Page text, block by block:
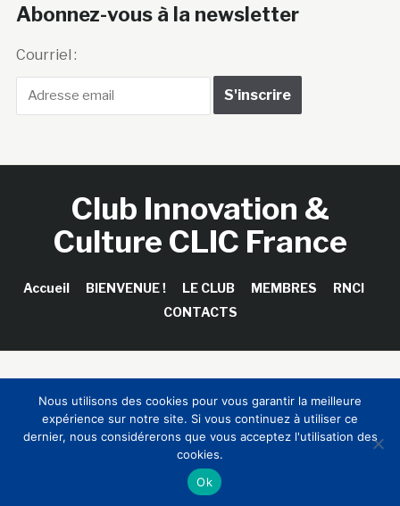
Abonnez-vous à la newsletter
Courriel :
Club Innovation &
Culture CLIC France
Accueil BIENVENUE ! LE CLUB MEMBRES
RNCI
CONTACTS
Sinapses Conseils
Nous utilisons des cookies pour vous garantir la meilleure
expérience sur notre site. Si vous continuez à utiliser ce
dernier, nous considérerons que vous acceptez l'utilisation des
cookies.
Ok